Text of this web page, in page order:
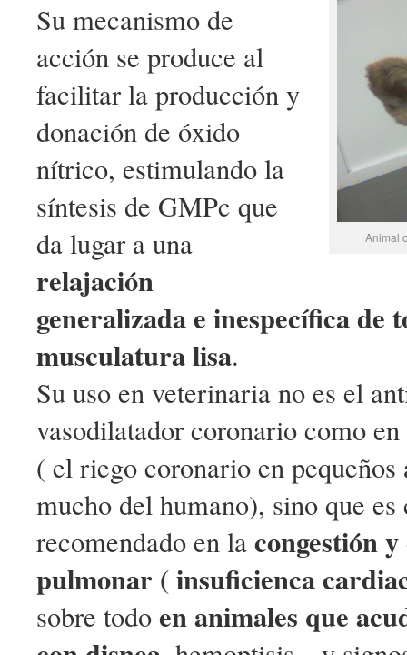
Animal
Su mecanismo de
acción se produce al
facilitar la producción y
donación de óxido
nítrico, estimulando la
síntesis de GMPc que
da lugar a una
relajación
generalizada e inespecífica de
musculatura lisa.
Su uso en veterinaria no es el
vasodilatador coronario como
( el riego coronario en
mucho del humano), sino que
recomendado en lacongestión
pulmonar ( insuficienca
sobre todoen animales que